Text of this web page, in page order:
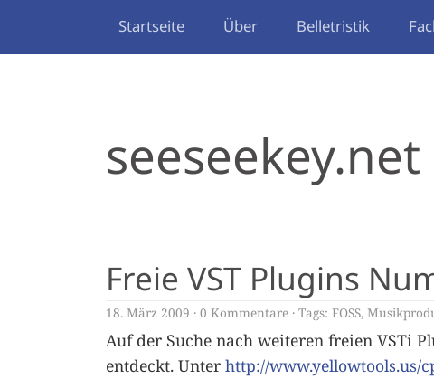
Startseite Über Belletristik
seeseekey.net
Freie VST Plugins
18. März 2009 0 Kommentare Tags: FOSS,
Auf der Suche nach weiteren freien VSTi
entdeckt. Unter http://www.yellowtools.us/